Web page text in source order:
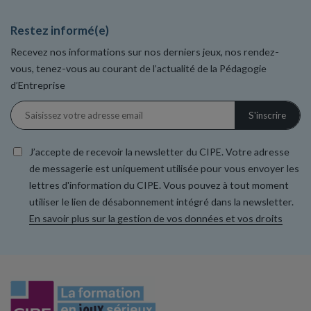
Restez informé(e)
Recevez nos informations sur nos derniers jeux, nos rendez-
vous, tenez-vous au courant de l’actualité de la Pédagogie
d’Entreprise
J’accepte de recevoir la newsletter du CIPE. Votre adresse
de messagerie est uniquement utilisée pour vous envoyer les
lettres d'information du CIPE. Vous pouvez à tout moment
utiliser le lien de désabonnement intégré dans la newsletter.
En savoir plus sur la gestion de vos données et vos droits